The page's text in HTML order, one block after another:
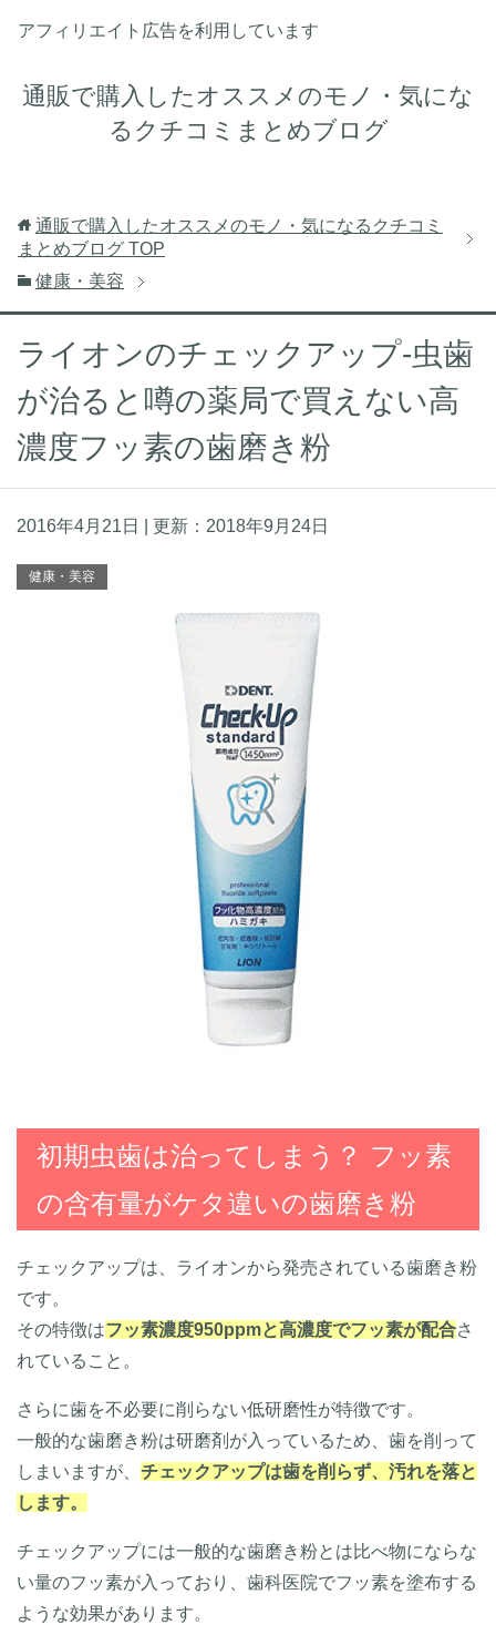
アフィリエイト広告を利用しています
通販で購入したオススメのモノ・気にな
るクチコミまとめブログ
通販で購入したオススメのモノ・気になるクチコミ
まとめブログ TOP
健康・美容
ライオンのチェックアップ-虫歯
が治ると噂の薬局で買えない高
濃度フッ素の歯磨き粉
2016年4月21日 | 更新： 2018年9月24日
健康・美容
初期虫歯は治ってしまう？ フッ素
の含有量がケタ違いの歯磨き粉
チェックアップは、ライオンから発売されている歯磨き粉
です。
その特徴はフッ素濃度950ppmと高濃度でフッ素が配合さ
れていること。
さらに歯を不必要に削らない低研磨性が特徴です。
一般的な歯磨き粉は研磨剤が入っているため、歯を削って
しまいますが、 チェックアップは歯を削らず、汚れを落と
します。
チェックアップには一般的な歯磨き粉とは比べ物にならな
い量のフッ素が入っており、歯科医院でフッ素を塗布する
ような効果があります。